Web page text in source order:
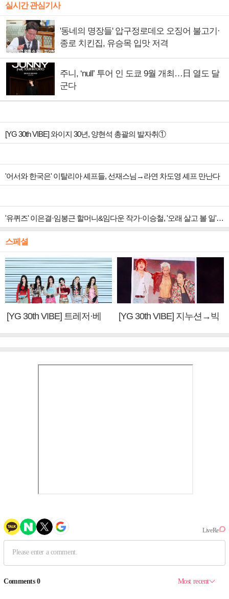
실시간 관심기사
'동네의 명장들' 압구정로데오 오징어 불고기·
종로 치킨집, 유승목 입맛 저격
주니, ‘null’ 투어 인 도쿄 9월 개최…日 열도 달
군다
[YG 30th VIBE] 와이지 30년, 양현석 총괄의 발자취①
'어서와 한국은' 이탈리아 셰프들, 선재스님→라연 차도영 셰프 만난다
'유퀴즈' 이은결·임봉근 할머니&임다운 작가·이승철, '오래 살고 볼 일' 특집 출격
스페셜
[YG 30th VIBE] 트레저·베
[YG 30th VIBE] 지누션→빅